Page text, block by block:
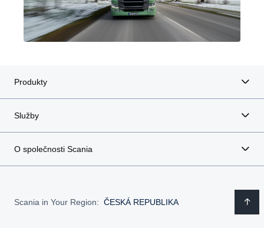
Produkty
Služby
O společnosti Scania
Scania in Your Region: ČESKÁ REPUBLIKA